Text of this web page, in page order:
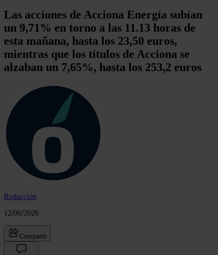
Las acciones de Acciona Energía subían
un 9,71% en torno a las 11.13 horas de
esta mañana, hasta los 23,50 euros,
mientras que los títulos de Acciona se
alzaban un 7,65%, hasta los 253,2 euros
Redacción
12/06/2026
Compartir